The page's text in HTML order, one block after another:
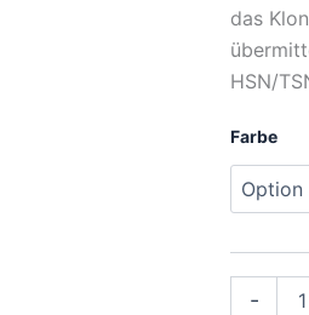
das
HSN/
Farbe
-